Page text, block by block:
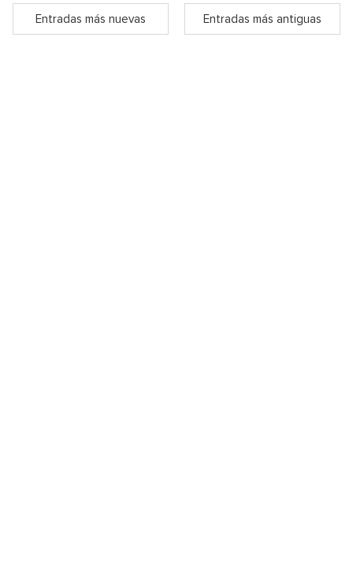
Entradas más nuevas Entradas más antiguas